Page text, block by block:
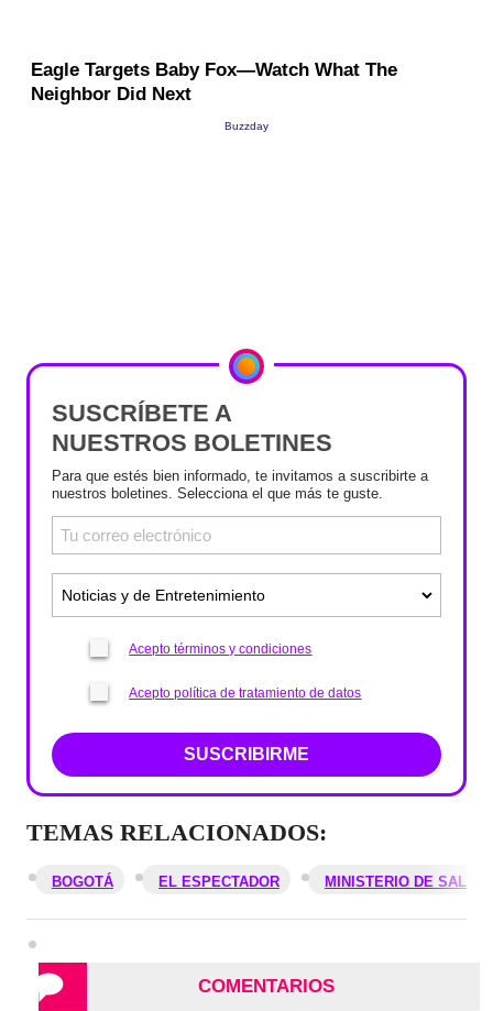
SUSCRÍBETE A
NUESTROS BOLETINES
Para que estés bien informado, te invitamos a suscribirte a
nuestros boletines. Selecciona el que más te guste.
Acepto términos y condiciones
Acepto política de tratamiento de datos
SUSCRIBIRME
TEMAS RELACIONADOS:
BOGOTÁ EL ESPECTADOR MINISTERIO DE SALUD
COMENTARIOS